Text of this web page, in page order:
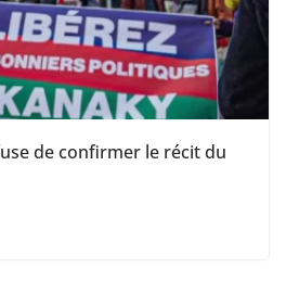
de confirmer le récit du